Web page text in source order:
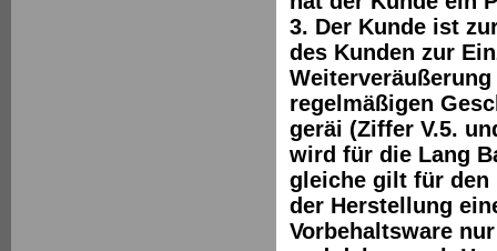
3. Der Kunde ist
des Kunden zur
regelmäßigen
geräi (Ziffer V.5.
wird für die Lang
gleiche gilt für den
der Herstellung
Vorbehaltsware